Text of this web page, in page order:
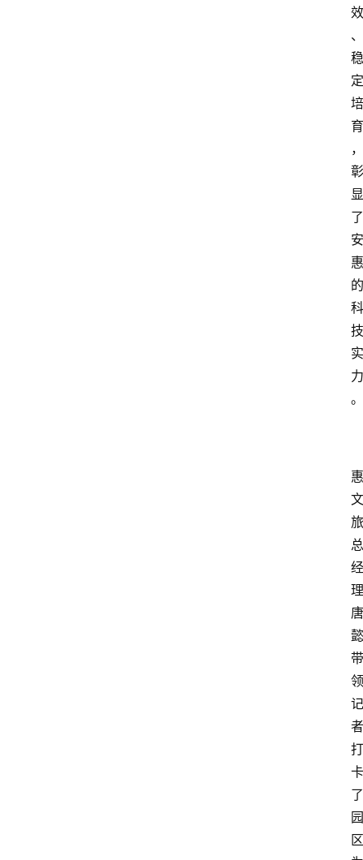
效
、
稳
定
培
育
，
彰
显
了
安
惠
的
科
技
实
力
。
惠
文
旅
总
经
理
唐
懿
带
领
记
者
打
卡
了
园
区